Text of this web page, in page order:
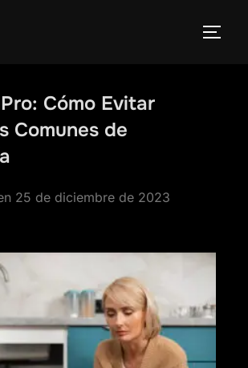
Cómo Evitar
Comunes de
25 de diciembre de 2023